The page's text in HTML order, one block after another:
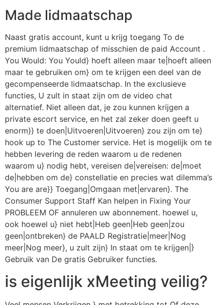
Made lidmaatschap
Naast gratis account, kunt u krijg toegang To de
premium lidmaatschap of misschien de paid Account .
You Would: You Yould} hoeft alleen maar te|hoeft alleen
maar te gebruiken om} om te krijgen een deel van de
gecompenseerde lidmaatschap. In the exclusieve
functies, U zult in staat zijn om de video chat
alternatief. Niet alleen dat, je zou kunnen krijgen a
private escort service, en het zal zeker doen geeft u
enorm}} te doen|Uitvoeren|Uitvoeren} zou zijn om te}
hook up to The Customer service. Het is mogelijk om te
hebben levering de reden waarom u de redenen
waarom u} nodig hebt, vereisen de|vereisen: de|moet
de|hebben om de} constellatie en precies wat dilemma’s
You are are}} Toegang|Omgaan met|ervaren}. The
Consumer Support Staff Kan helpen in Fixing Your
PROBLEEM OF annuleren uw abonnement. hoewel u,
ook hoewel u} niet hebt|Heb geen|Heb geen|zou
geen|ontbreken} de PAALD Registratie|meer|Nog
meer|Nog meer}, u zult zijn} In staat om te krijgen|}
Gebruik van De gratis Gebruiker functies.
is eigenlijk xMeeting veilig?